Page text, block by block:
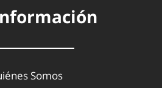
Somos